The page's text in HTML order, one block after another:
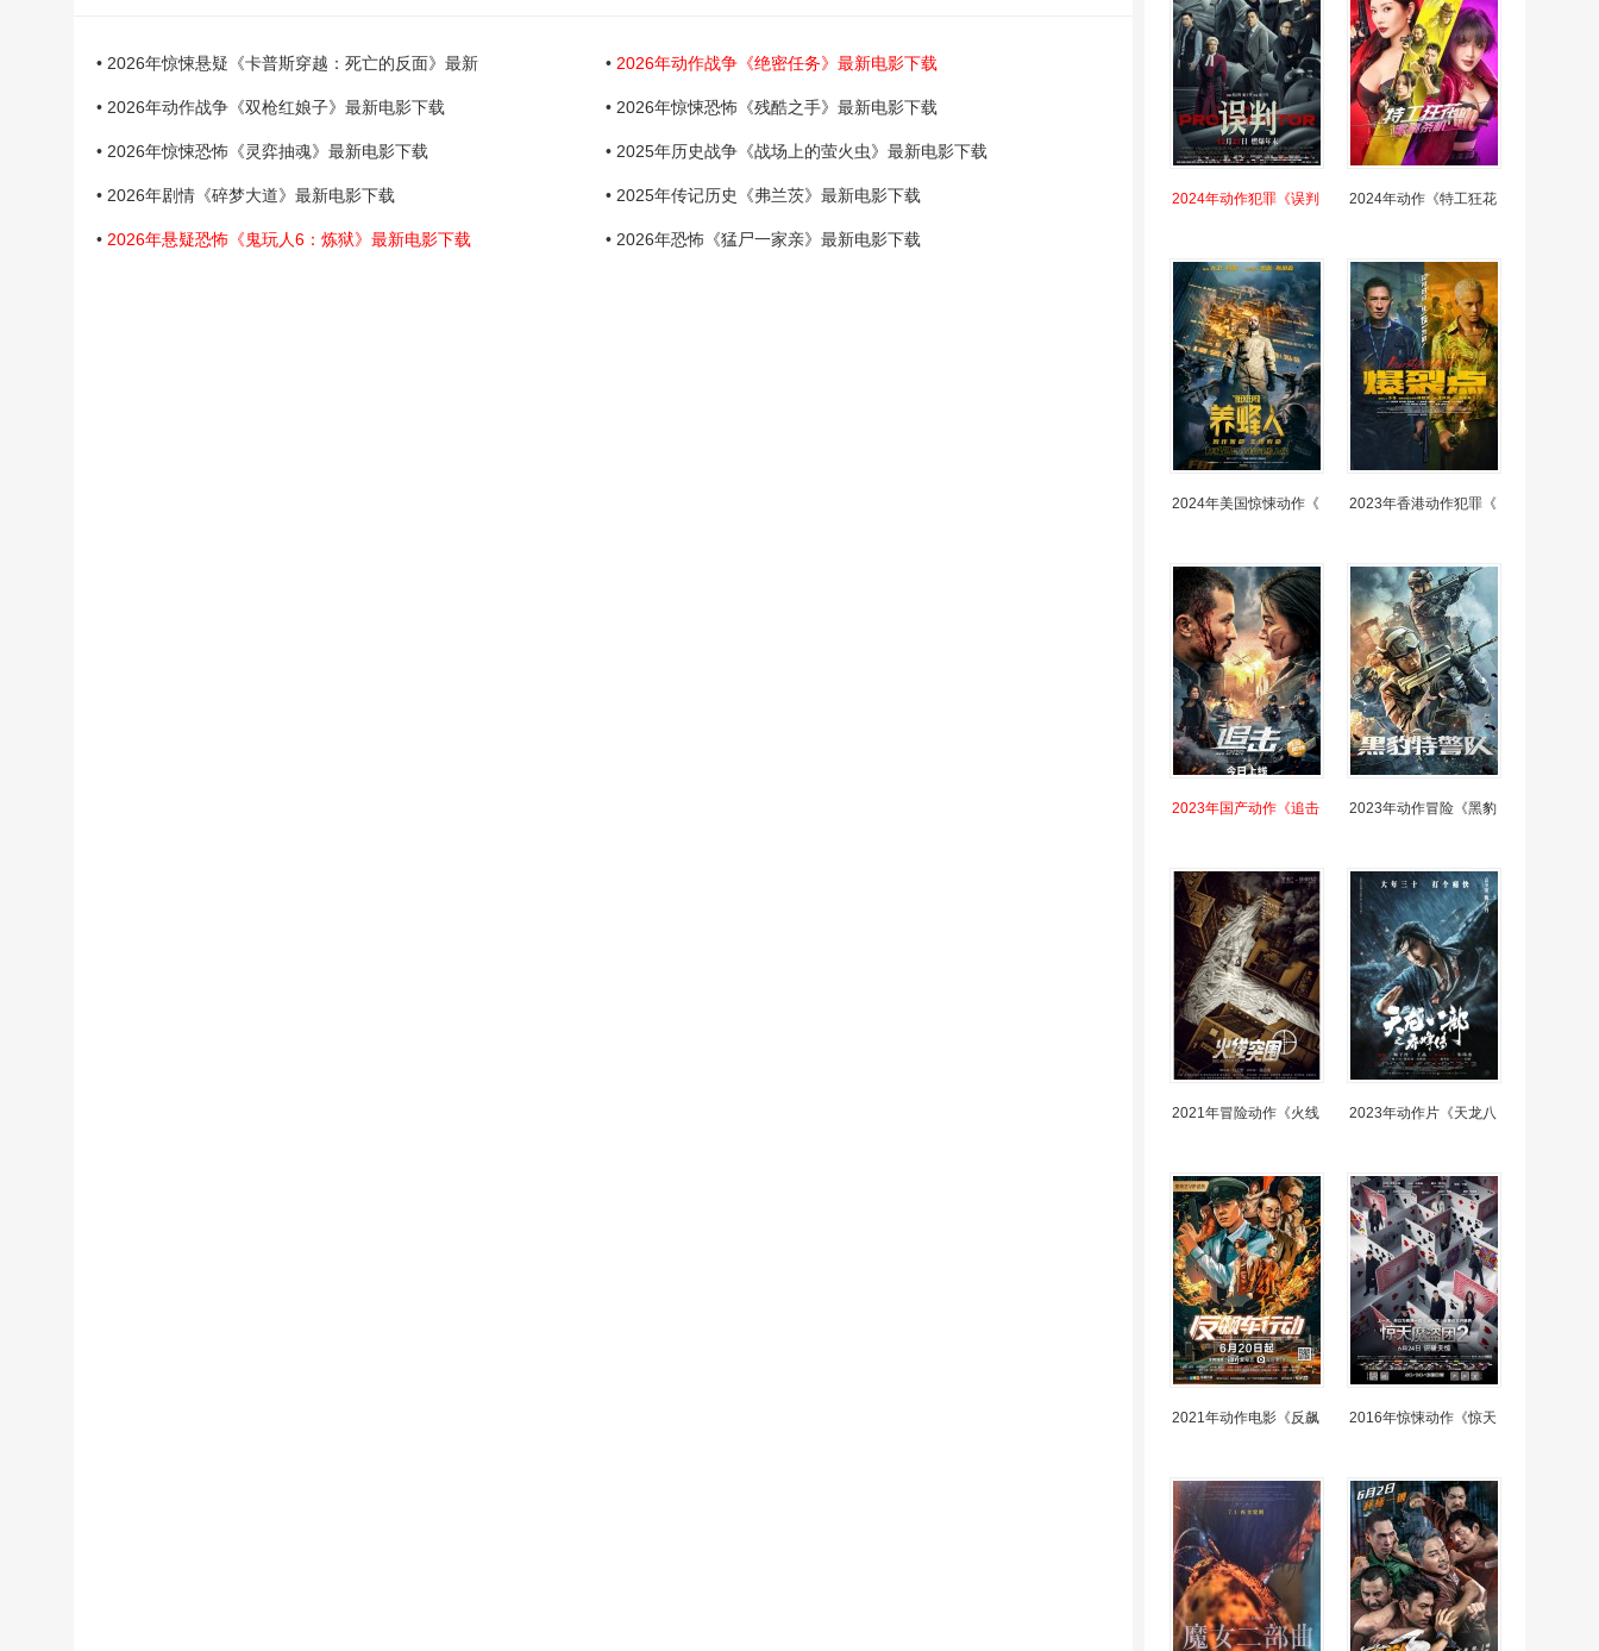
• 2026年惊悚悬疑《卡普斯穿越：死亡的反面》最新 • 2026年动作战争《绝密任务》最新电影下载
• 2026年动作战争《双枪红娘子》最新电影下载 • 2026年惊悚恐怖《残酷之手》最新电影下载
• 2026年惊悚恐怖《灵弈抽魂》最新电影下载 • 2025年历史战争《战场上的萤火虫》最新电影下载
• 2026年剧情《碎梦大道》最新电影下载 • 2025年传记历史《弗兰茨》最新电影下载
• 2026年悬疑恐怖《鬼玩人6：炼狱》最新电影下载 • 2026年恐怖《猛尸一家亲》最新电影下载
2024年动作犯罪《误判 2024年动作《特工狂花
2024年美国惊悚动作《 2023年香港动作犯罪《
2023年国产动作《追击 2023年动作冒险《黑豹
2021年冒险动作《火线 2023年动作片《天龙八
2021年动作电影《反飙 2016年惊悚动作《惊天